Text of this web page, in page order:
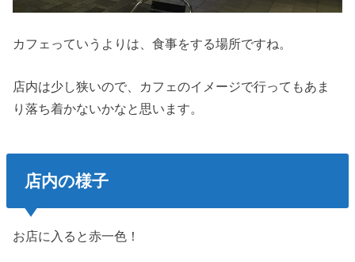
カフェっていうよりは、食事をする場所ですね。
店内は少し狭いので、カフェのイメージで行ってもあま
り落ち着かないかなと思います。
店内の様子
お店に入ると赤一色！